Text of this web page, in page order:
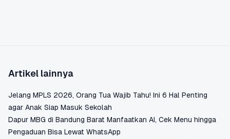
Artikel lainnya
Jelang MPLS 2026, Orang Tua Wajib Tahu! Ini 6 Hal Penting
agar Anak Siap Masuk Sekolah
Dapur MBG di Bandung Barat Manfaatkan AI, Cek Menu hingga
Pengaduan Bisa Lewat WhatsApp